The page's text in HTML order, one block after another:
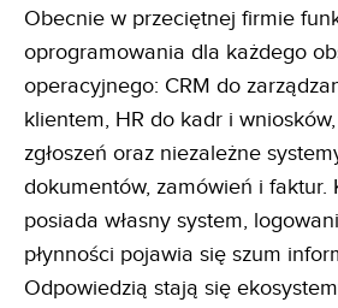
Obecnie w przeciętnej firmie
oprogramowania dla każdego
operacyjnego: CRM do
klientem, HR do kadr i
zgłoszeń oraz niezależne
dokumentów, zamówień i faktur.
posiada własny system,
płynności pojawia się szum
Odpowiedzią stają się